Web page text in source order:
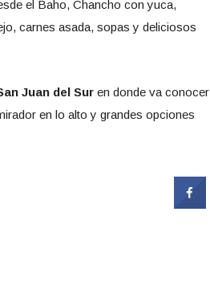
el Baho, Chancho con yuca,
carnes asada, sopas y deliciosos
Juan del Sur en donde va conocer
en lo alto y grandes opciones